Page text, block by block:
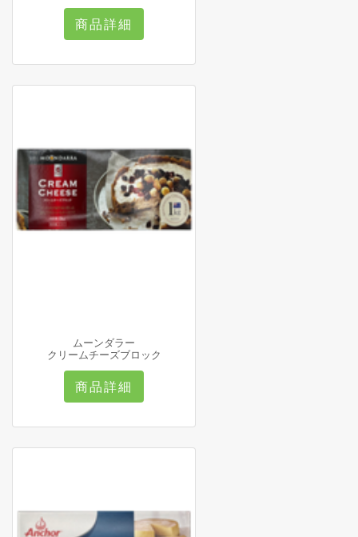
商品詳細
ムーンダラー
クリームチーズブロック
商品詳細